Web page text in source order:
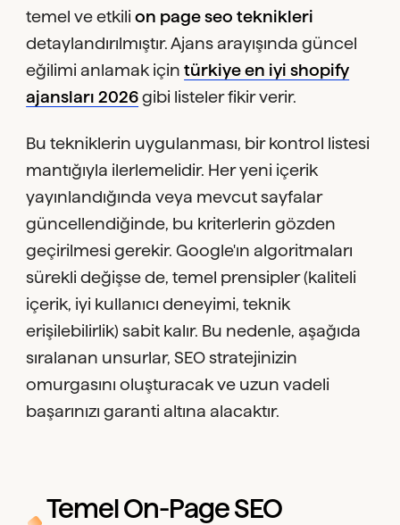
temel ve etkilion page seo teknikleri
detaylandırılmıştır. Ajans arayışında güncel
eğilimi anlamak içintürkiye en iyi shopify
ajansları 2026 gibi listeler fikir verir.
Bu tekniklerin uygulanması, bir kontrol listesi
mantığıyla ilerlemelidir. Her yeni içerik
yayınlandığında veya mevcut sayfalar
güncellendiğinde, bu kriterlerin gözden
geçirilmesi gerekir. Google'ın algoritmaları
sürekli değişse de, temel prensipler (kaliteli
içerik, iyi kullanıcı deneyimi, teknik
erişilebilirlik) sabit kalır. Bu nedenle, aşağıda
sıralanan unsurlar, SEO stratejinizin
omurgasını oluşturacak ve uzun vadeli
başarınızı garanti altına alacaktır.
Temel On-Page SEO